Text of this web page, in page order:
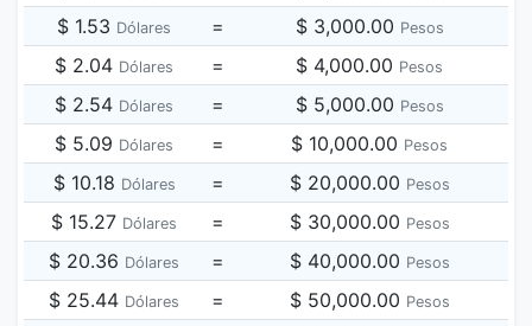
$ 1.53 Dólares = $ 3,000.00 Pesos
$ 2.04 Dólares = $ 4,000.00 Pesos
$ 2.54 Dólares = $ 5,000.00 Pesos
$ 5.09 Dólares = $ 10,000.00 Pesos
$ 10.18 Dólares = $ 20,000.00 Pesos
$ 15.27 Dólares = $ 30,000.00 Pesos
$ 20.36 Dólares = $ 40,000.00 Pesos
$ 25.44 Dólares = $ 50,000.00 Pesos